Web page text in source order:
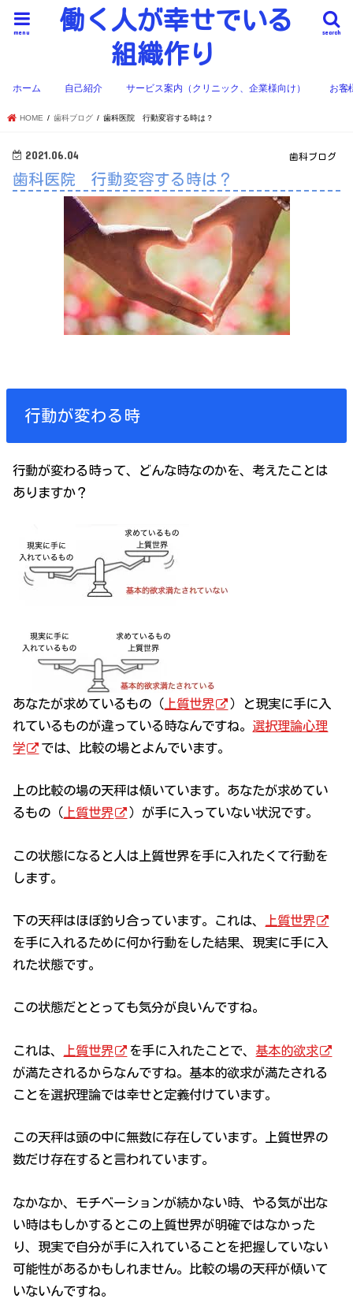
働く人が幸せでいる
組織作り
search
menu
ホーム 自己紹介 サービス案内（クリニック、企業様向け） お客
HOME 歯科ブログ 歯科医院 行動変容する時は？
歯科ブログ
2021.06.04
歯科医院 行動変容する時は？
行動が変わる時
行動が変わる時って、どんな時なのかを、考えたことは
ありますか？
あなたが求めているもの（ 上質世界
）と現実に手に入
れているものが違っている時なんですね。 選択理論心理
学
では、比較の場とよんでいます。
上の比較の場の天秤は傾いています。あなたが求めてい
るもの（ 上質世界 ）が手に入っていない状況です。
この状態になると人は上質世界を手に入れたくて行動を
します。
下の天秤はほぼ釣り合っています。これは、
上質世界
を手に入れるために何か行動をした結果、現実に手に入
れた状態です。
この状態だととっても気分が良いんですね。
これは、 上質世界 を手に入れたことで、 基本的欲求
が満たされるからなんですね。基本的欲求が満たされる
ことを選択理論では幸せと定義付けています。
この天秤は頭の中に無数に存在しています。上質世界の
数だけ存在すると言われています。
なかなか、モチベーションが続かない時、やる気が出な
い時はもしかするとこの上質世界が明確ではなかった
り、現実で自分が手に入れていることを把握していない
可能性があるかもしれません。比較の場の天秤が傾いて
いないんですね。